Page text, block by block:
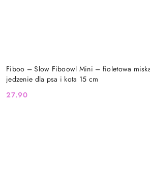
Fiboo – Slow Fiboowl Mini – fioletowa
jedzenie dla psa i kota 15 cm
Cena:
27.90